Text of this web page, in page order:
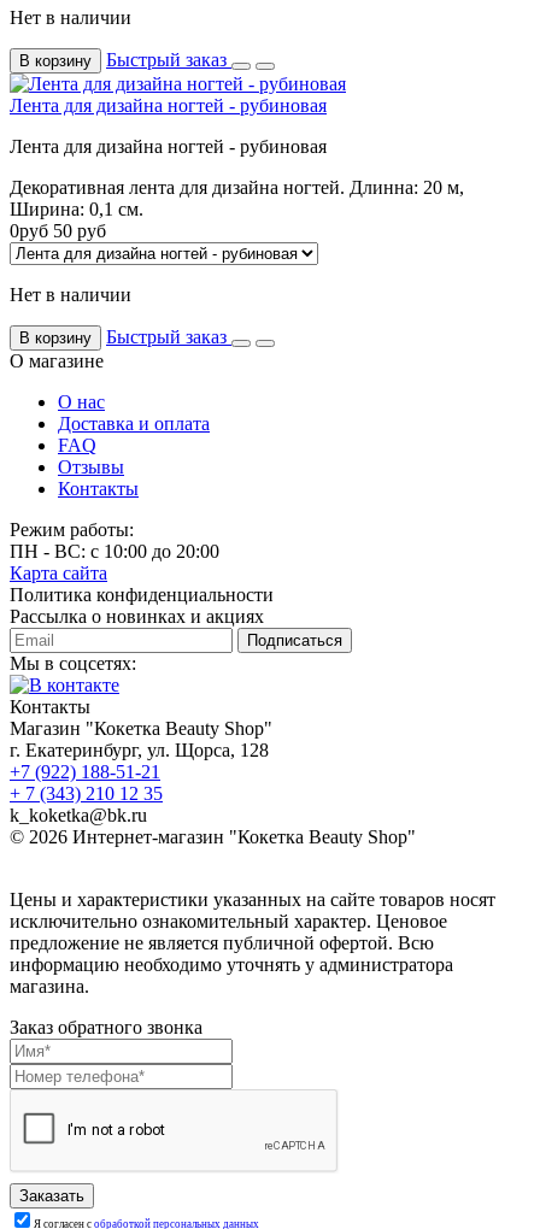
Нет в наличии
В корзину Быстрый заказ
Лента для дизайна ногтей - рубиновая
Лента для дизайна ногтей - рубиновая
Декоративная лента для дизайна ногтей. Длинна: 20 м,
Ширина: 0,1 см.
0руб 50 руб
Нет в наличии
В корзину
Быстрый заказ
О магазине
О нас
Доставка и оплата
FAQ
Отзывы
Контакты
Режим работы:
ПН - ВС: с 10:00 до 20:00
Карта сайта
Политика конфиденциальности
Рассылка о новинках и акциях
Подписаться
Мы в соцсетях:
Контакты
Магазин "Кокетка Beauty Shop"
г. Екатеринбург, ул. Щорса, 128
+7 (922) 188-51-21
+ 7 (343) 210 12 35
k_koketka@bk.ru
© 2026 Интернет-магазин "Кокетка Beauty Shop"
Цены и характеристики указанных на сайте товаров носят
исключительно ознакомительный характер. Ценовое
предложение не является публичной офертой. Всю
информацию необходимо уточнять у администратора
магазина.
Заказ обратного звонка
Я согласен с обработкой персональных данных